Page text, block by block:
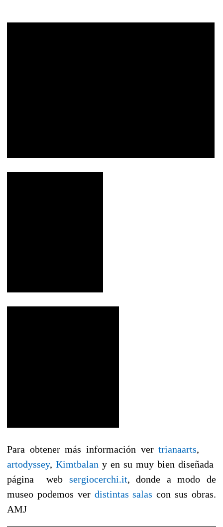
Para obtener más información vertrianaarts,
artodyssey, Kimtbalan y en su muy bien diseñada
página web sergiocerchi.it, donde a modo de
museo podemos ver distintas salas con sus obras.
AMJ